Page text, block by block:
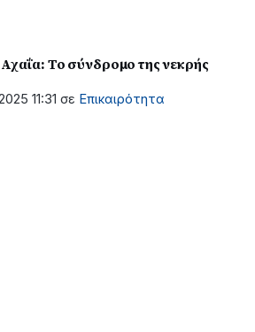
Το σύνδρομο της νεκρής
11:31 σε Επικαιρότητα